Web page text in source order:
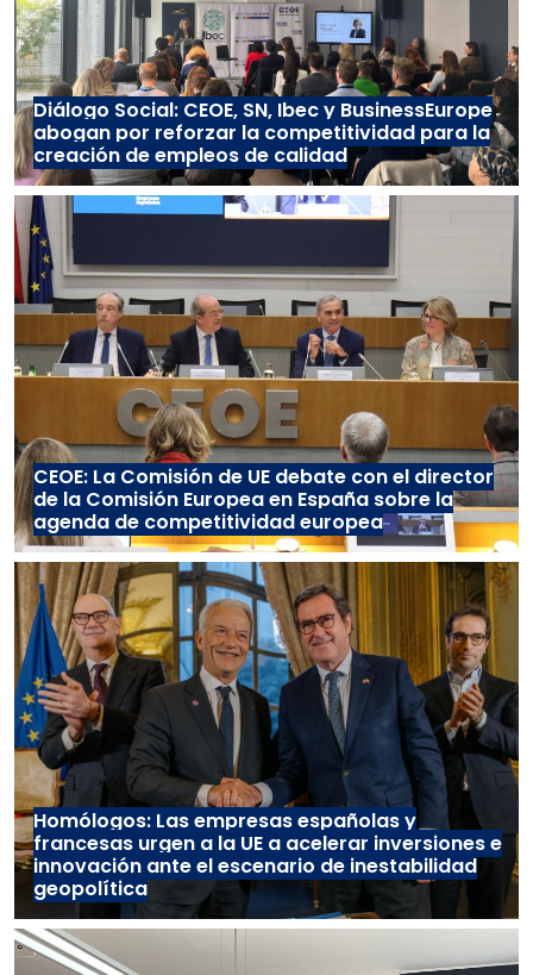
Diálogo Social: CEOE, SN, Ibec y BusinessEurope
abogan por reforzar la competitividad para la
creación de empleos de calidad
CEOE: La Comisión de UE debate con el director
de la Comisión Europea en España sobre la
agenda de competitividad europea
Homólogos: Las empresas españolas y
francesas urgen a la UE a acelerar inversiones e
innovación ante el escenario de inestabilidad
geopolítica